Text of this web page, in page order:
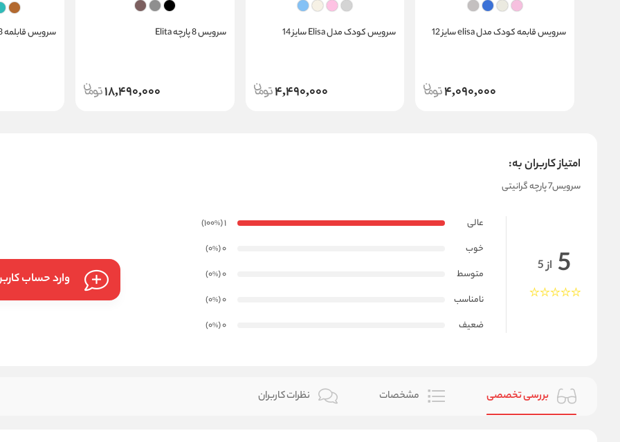
سرویس قابمه کودک مدل elisa سایز 12
4,090,000
سرویس کودک مدل Elisa سایز 14
4,490,000
سرویس 8 پارچه Elita
18,490,000
سرویس قابلمه 13 پارچه گرانیت مدل Elita
امتیاز کاربران به:
سرویس7 پارچه گرانیتی
5 از 5
عالی 1
(100
%
)
خوب
0
(0
%
)
متوسط
0
(0
%
)
نامناسب
0
(0
%
)
ضعیف
0
(0
%
)
وارد حساب
بررسی تخصصی مشخصات نظرات کاربران